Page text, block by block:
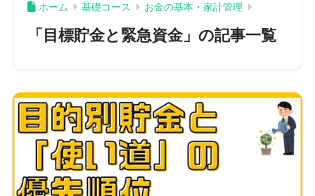
ホーム 基礎コース お金の基本・家計管理
「目標貯金と緊急資金」の記事一覧